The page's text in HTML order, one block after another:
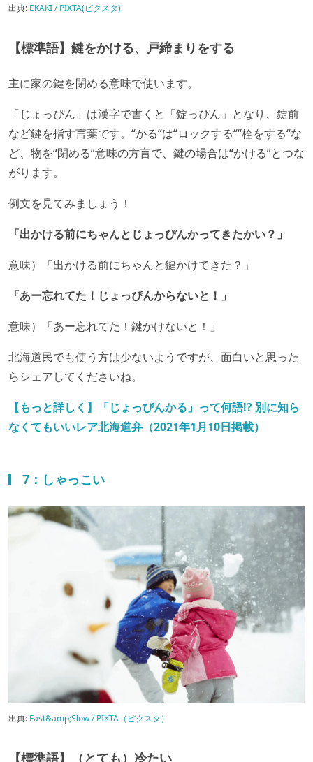
出典: EKAKI / PIXTA(ピクスタ)
【標準語】鍵をかける、戸締まりをする
主に家の鍵を閉める意味で使います。
「じょっぴん」は漢字で書くと「錠っぴん」となり、錠前
など鍵を指す言葉です。“かる”は“ロックする““栓をする“な
ど、物を“閉める”意味の方言で、鍵の場合は“かける”とつな
がります。
例文を見てみましょう！
「出かける前にちゃんとじょっぴんかってきたかい？」
意味）「出かける前にちゃんと鍵かけてきた？」
「あー忘れてた！じょっぴんからないと！」
意味）「あー忘れてた！鍵かけないと！」
北海道民でも使う方は少ないようですが、面白いと思った
らシェアしてくださいね。
【もっと詳しく】「じょっぴんかる」って何語!? 別に知ら
なくてもいいレア北海道弁（2021年1月10日掲載）
7：しゃっこい
出典: Fast&amp;Slow / PIXTA（ピクスタ）
【標準語】（とても）冷たい